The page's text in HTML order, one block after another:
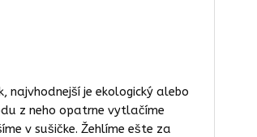
najvhodnejší je ekologický alebo
z neho opatrne vytlačíme
v sušičke. Žehlíme ešte za